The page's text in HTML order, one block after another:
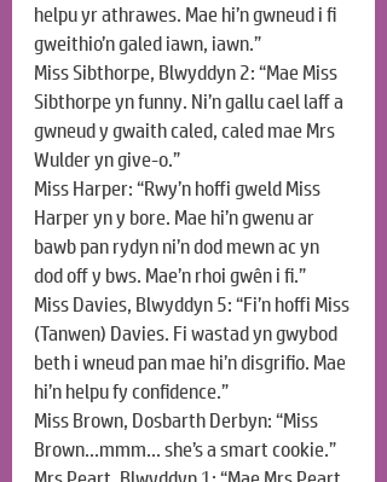
helpu yr athrawes. Mae hi’n gwneud i fi
gweithio’n galed iawn, iawn.”
Miss Sibthorpe, Blwyddyn 2: “Mae Miss
Sibthorpe yn funny. Ni’n gallu cael laff a
gwneud y gwaith caled, caled mae Mrs
Wulder yn give-o.”
Miss Harper: “Rwy’n hoffi gweld Miss
Harper yn y bore. Mae hi’n gwenu ar
bawb pan rydyn ni’n dod mewn ac yn
dod off y bws. Mae’n rhoi gwên i fi.”
Miss Davies, Blwyddyn 5: “Fi’n hoffi Miss
(Tanwen) Davies. Fi wastad yn gwybod
beth i wneud pan mae hi’n disgrifio. Mae
hi’n helpu fy confidence.”
Miss Brown, Dosbarth Derbyn: “Miss
Brown…mmm… she’s a smart cookie.”